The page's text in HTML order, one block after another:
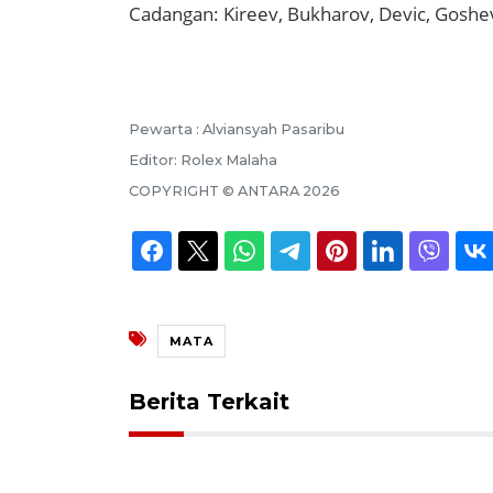
Cadangan: Kireev, Bukharov, Devic,
Pewarta : Alviansyah Pasaribu
Editor: Rolex Malaha
COPYRIGHT © ANTARA 2026
MATA
Berita Terkait